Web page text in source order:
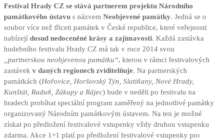
Festival Hrady CZ se stává partnerem projektu Národního
památkového ústavu s názvem Neobjevené památky. Jedná se o
soubor více než třiceti památek v České republice, které veřejnosti
nabízejí dosud nedoceněné krásy a zajímavosti. Každá zastávka
hudebního festivalu Hrady CZ má tak v roce 2014 svou
„partnerskou neobjevenou památku“, kterou v rámci festivalových
zastávek v daných regionech zviditelňuje. Na partnerských
památkách (Hořovice, Horšovský Týn, Slatiňany, Nové Hrady,
Kunštát, Raduň, Zákupy a Rájec) bude v neděli po festivalu na
hradech probíhat speciální program zaměřený na jednotlivé památky
organizovaný Národním památkovým ústavem. Na ten je možné
získat po předložení festivalové vstupenky vždy druhou vstupenku
zdarma. Akce 1+1 platí po předložení festivalové vstupenky pro